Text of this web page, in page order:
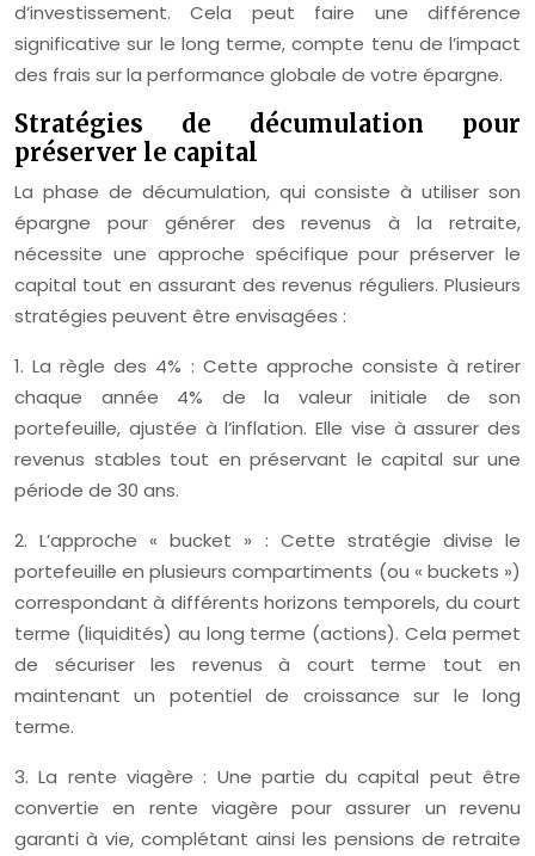
d’investissement. Cela peut faire une différence
significative sur le long terme, compte tenu de l’impact
des frais sur la performance globale de votre épargne.
Stratégies de décumulation pour
préserver le capital
La phase de décumulation, qui consiste à utiliser son
épargne pour générer des revenus à la retraite,
nécessite une approche spécifique pour préserver le
capital tout en assurant des revenus réguliers. Plusieurs
stratégies peuvent être envisagées :
1. La règle des 4% : Cette approche consiste à retirer
chaque année 4% de la valeur initiale de son
portefeuille, ajustée à l’inflation. Elle vise à assurer des
revenus stables tout en préservant le capital sur une
période de 30 ans.
2. L’approche « bucket » : Cette stratégie divise le
portefeuille en plusieurs compartiments (ou « buckets »)
correspondant à différents horizons temporels, du court
terme (liquidités) au long terme (actions). Cela permet
de sécuriser les revenus à court terme tout en
maintenant un potentiel de croissance sur le long
terme.
3. La rente viagère : Une partie du capital peut être
convertie en rente viagère pour assurer un revenu
garanti à vie, complétant ainsi les pensions de retraite